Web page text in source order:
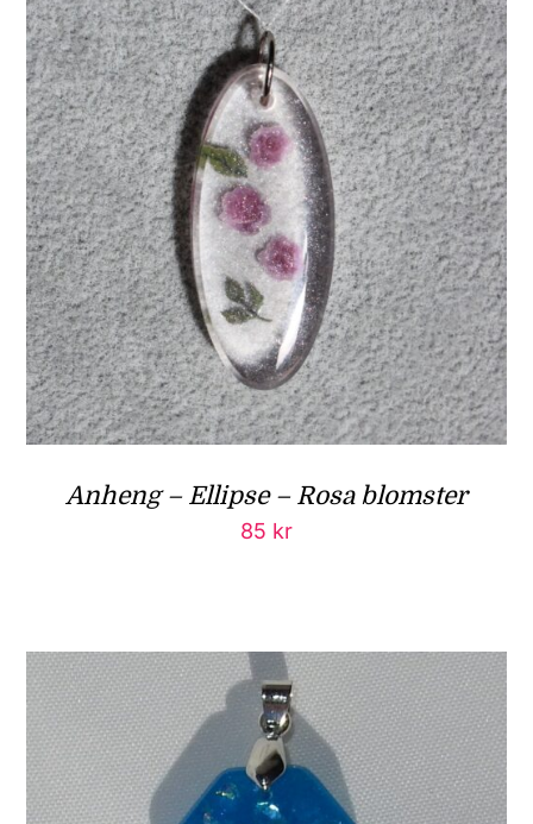
Anheng – Ellipse – Rosa blomster
85 kr